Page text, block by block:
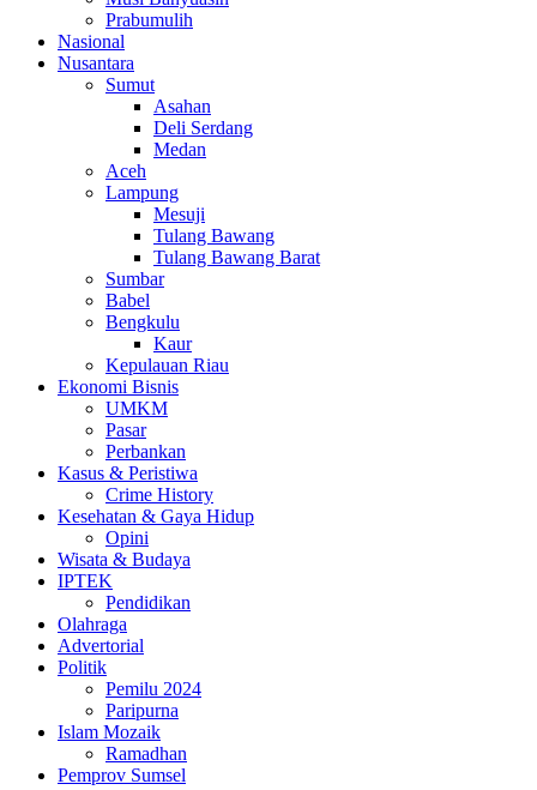
Prabumulih
Nasional
Nusantara
Sumut
Asahan
Deli Serdang
Medan
Aceh
Lampung
Mesuji
Tulang Bawang
Tulang Bawang Barat
Sumbar
Babel
Bengkulu
Kaur
Kepulauan Riau
Ekonomi Bisnis
UMKM
Pasar
Perbankan
Kasus & Peristiwa
Crime History
Kesehatan & Gaya Hidup
Opini
Wisata & Budaya
IPTEK
Pendidikan
Olahraga
Advertorial
Politik
Pemilu 2024
Paripurna
Islam Mozaik
Ramadhan
Pemprov Sumsel